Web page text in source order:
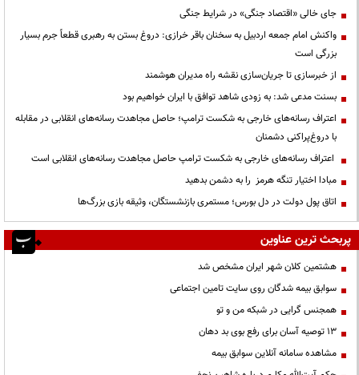
جای خالی «اقتصاد جنگی» در شرایط جنگی
واکنش امام جمعه اردبیل به سخنان باقر خرازی: دروغ بستن به رهبری قطعاً جرم بسیار
بزرگی است
از خبرسازی تا جریان‌سازی نقشه راه مدیران هوشمند
بسنت مدعی شد: به زودی شاهد توافق با ایران خواهیم بود
اعتراف رسانه‌های خارجی به شکست ترامپ؛ حاصل مجاهدت رسانه‌های انقلابی در مقابله
با دروغ‌پراکنی دشمنان
اعتراف رسانه‌های خارجی به شکست ترامپ حاصل مجاهدت رسانه‌های انقلابی است
مبادا اختیار تنگه هرمز را به دشمن بدهید
اتاق پول دولت در دل بورس؛ مستمری بازنشستگان، وثیقه بازی بزرگ‌ها
پربحث ترین عناوین
هشتمین کلان شهر ایران مشخص شد
سوابق بیمه شدگان روی سایت تامین اجتماعی
همجنس گرایی در شبکه من و تو
13 توصیه آسان برای رفع بوی بد دهان
مشاهده سامانه آنلاين سوابق بیمه